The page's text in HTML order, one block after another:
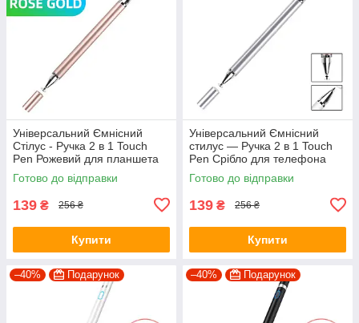
Універсальний Ємнісний
Стілус - Ручка 2 в 1 Touch
Pen Рожевий для планшета
сенсорного екрану
Готово до відправки
139 ₴ 256 ₴
Купити
Універсальний Ємнісний
стилус — Ручка 2 в 1 Touch
Pen Срібло для телефона
планшета сенсорного екрана
Готово до відправки
139 ₴ 256 ₴
Купити
–40% Подарунок –40% Подарунок